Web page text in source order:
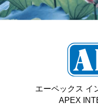
エーペックス イ
APEX